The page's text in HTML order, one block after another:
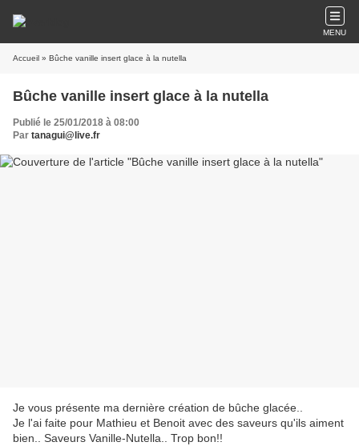
MENU
Accueil » Bûche vanille insert glace à la nutella
Bûche vanille insert glace à la nutella
Publié le 25/01/2018 à 08:00
Par tanagui@live.fr
Je vous présente ma dernière création de bûche glacée..
Je l'ai faite pour Mathieu et Benoit avec des saveurs qu'ils aiment
bien.. Saveurs Vanille-Nutella.. Trop bon!!